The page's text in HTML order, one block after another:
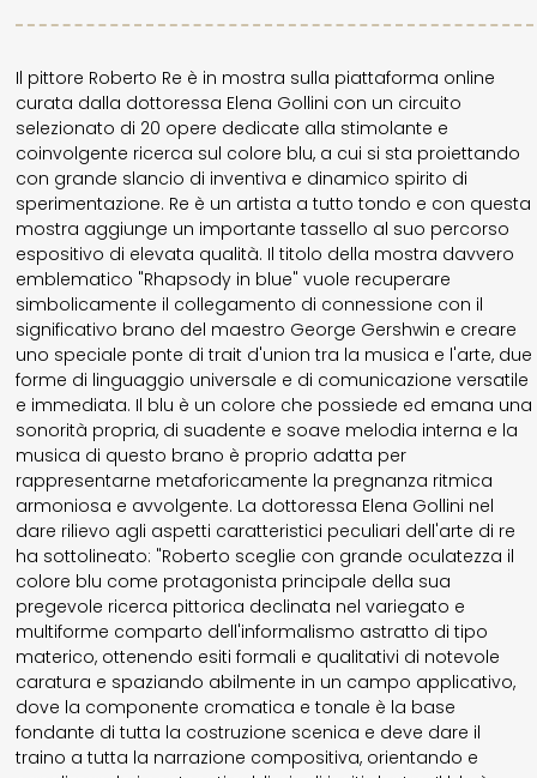
Il pittore Roberto Re è in mostra sulla piattaforma online
curata dalla dottoressa Elena Gollini con un circuito
selezionato di 20 opere dedicate alla stimolante e
coinvolgente ricerca sul colore blu, a cui si sta proiettando
con grande slancio di inventiva e dinamico spirito di
sperimentazione. Re è un artista a tutto tondo e con questa
mostra aggiunge un importante tassello al suo percorso
espositivo di elevata qualità. Il titolo della mostra davvero
emblematico "Rhapsody in blue" vuole recuperare
simbolicamente il collegamento di connessione con il
significativo brano del maestro George Gershwin e creare
uno speciale ponte di trait d'union tra la musica e l'arte, due
forme di linguaggio universale e di comunicazione versatile
e immediata. Il blu è un colore che possiede ed emana una
sonorità propria, di suadente e soave melodia interna e la
musica di questo brano è proprio adatta per
rappresentarne metaforicamente la pregnanza ritmica
armoniosa e avvolgente. La dottoressa Elena Gollini nel
dare rilievo agli aspetti caratteristici peculiari dell'arte di re
ha sottolineato: "Roberto sceglie con grande oculatezza il
colore blu come protagonista principale della sua
pregevole ricerca pittorica declinata nel variegato e
multiforme comparto dell'informalismo astratto di tipo
materico, ottenendo esiti formali e qualitativi di notevole
caratura e spaziando abilmente in un campo applicativo,
dove la componente cromatica e tonale è la base
fondante di tutta la costruzione scenica e deve dare il
traino a tutta la narrazione compositiva, orientando e